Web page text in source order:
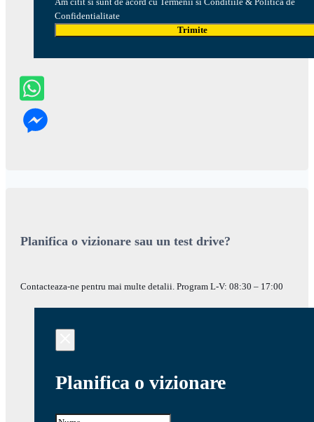
Confidentialitate
Trimite
Planifica o vizionare sau un test drive?
Contacteaza-ne pentru mai multe detalii. Program L-V: 08:30 – 17:00
Planifica o vizionare